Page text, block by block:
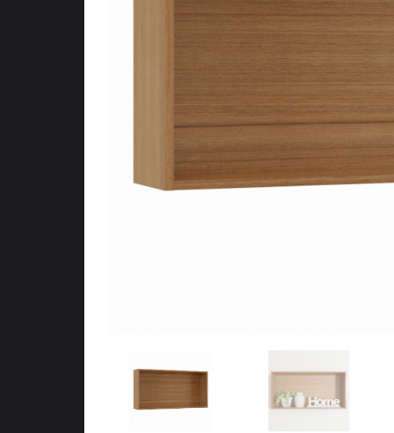
Meubles d’entrée
Étagères
Meubles de chambre
Étagères
Chambre